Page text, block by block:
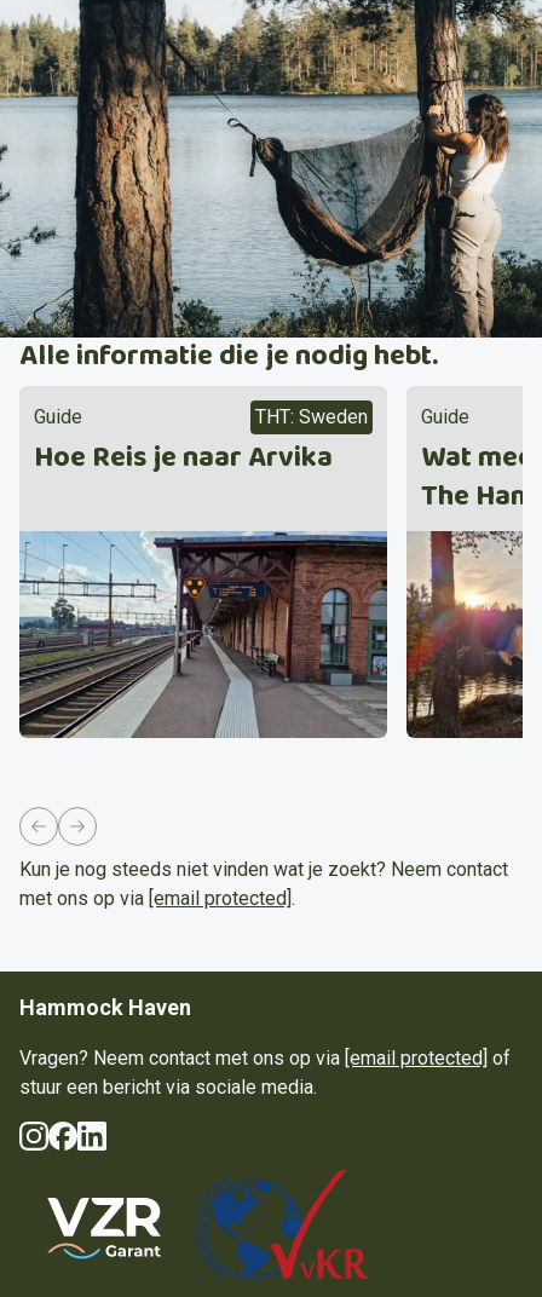
Alle informatie die je nodig hebt.
Guide THT: Sweden
Hoe Reis je naar Arvika
Guide
Wat
The
Sweden
Previous slide
Next slide
Kun je nog steeds niet vinden wat je zoekt? Neem contact
met ons op via [email protected] .
Hammock Haven
Vragen? Neem contact met ons op via [email protected] of
stuur een bericht via sociale media.
Sociale media
Instagram
Facebook
LinkedIn